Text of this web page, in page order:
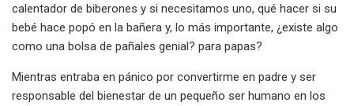
calentador de biberones y si necesitamos uno, qué hacer si su
bebé hace popó en la bañera y, lo más importante, ¿existe algo
como una bolsa de pañales genial? para papas?
Mientras entraba en pánico por convertirme en padre y ser
responsable del bienestar de un pequeño ser humano en los